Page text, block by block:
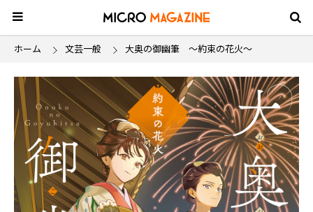
ホーム 文芸一般 大奥の御幽筆 ～約束の花火～